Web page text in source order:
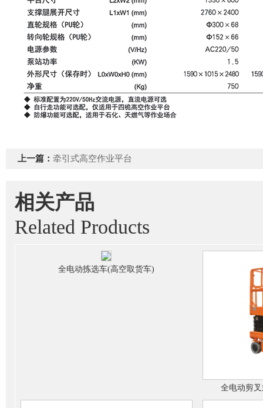
上一篇： 牵引式高空作业平台
相关产品
Related Products
全电动拣选车(高空取货车)
全电动剪